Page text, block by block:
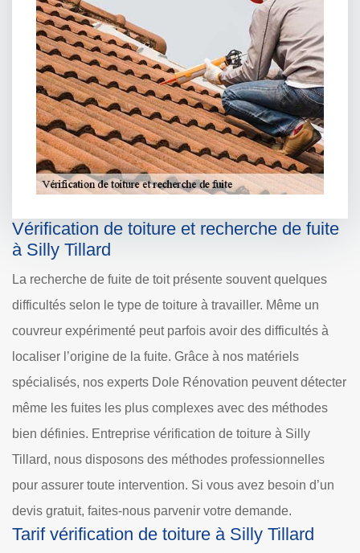
Vérification de toiture et recherche de fuite
à Silly Tillard
La recherche de fuite de toit présente souvent quelques
difficultés selon le type de toiture à travailler. Même un
couvreur expérimenté peut parfois avoir des difficultés à
localiser l’origine de la fuite. Grâce à nos matériels
spécialisés, nos experts Dole Rénovation peuvent détecter
même les fuites les plus complexes avec des méthodes
bien définies. Entreprise vérification de toiture à Silly
Tillard, nous disposons des méthodes professionnelles
pour assurer toute intervention. Si vous avez besoin d’un
devis gratuit, faites-nous parvenir votre demande.
Tarif vérification de toiture à Silly Tillard